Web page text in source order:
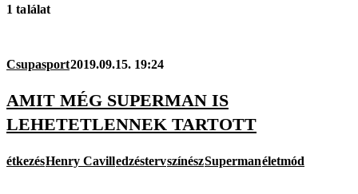
1 találat
Csupasport2019.09.15. 19:24
AMIT MÉG SUPERMAN IS
LEHETETLENNEK TARTOTT
étkezésHenry CavilledzéstervszínészSupermanéletmód